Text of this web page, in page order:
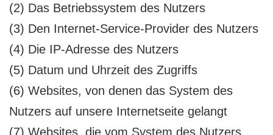
(2) Das Betriebssystem des Nutzers
(3) Den Internet-Service-Provider des Nutzers
(4) Die IP-Adresse des Nutzers
(5) Datum und Uhrzeit des Zugriffs
(6) Websites, von denen das System des
Nutzers auf unsere Internetseite gelangt
(7) Websites, die vom System des Nutzers